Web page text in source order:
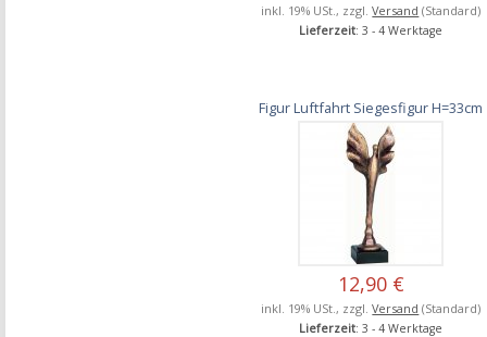
inkl. 19% USt., zzgl.Versand (Standard)
Lieferzeit: 3 - 4 Werktage
Figur Luftfahrt Siegesfigur H=33cm
12,90 €
inkl. 19% USt., zzgl.Versand (Standard)
Lieferzeit: 3 - 4 Werktage